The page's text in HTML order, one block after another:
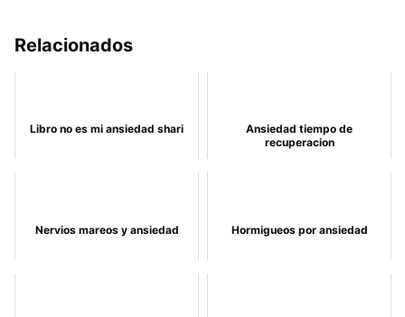
Relacionados
Libro no es mi ansiedad shari
Ansiedad tiempo de
recuperacion
Nervios mareos y ansiedad Hormigueos por ansiedad